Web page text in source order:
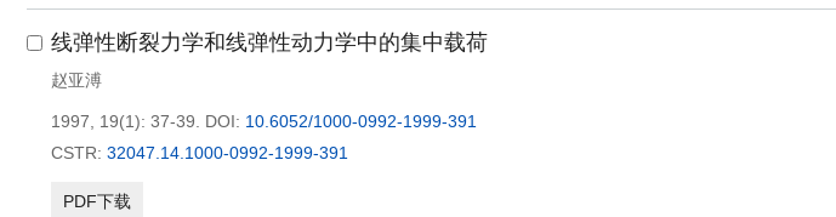
线弹性断裂力学和线弹性动力学中的集中载荷
赵亚溥
1997, 19(1): 37-39. DOI: 10.6052/1000-0992-1999-391
CSTR: 32047.14.1000-0992-1999-391
PDF下载